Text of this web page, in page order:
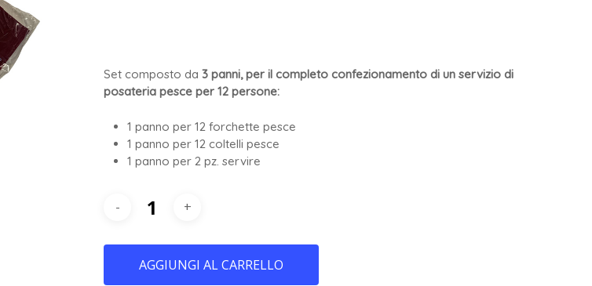
Set composto da 3 panni, per il completo confezionamento di un servizio di
posateria pesce per 12 persone:
1 panno per 12 forchette pesce
1 panno per 12 coltelli pesce
1 panno per 2 pz. servire
AGGIUNGI AL CARRELLO